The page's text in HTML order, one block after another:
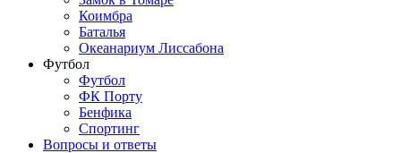
Коимбра
Баталья
Океанариум Лиссабона
Футбол
Футбол
ФК Порту
Бенфика
Спортинг
Вопросы и ответы